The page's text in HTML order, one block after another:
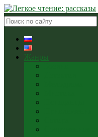
Жанры